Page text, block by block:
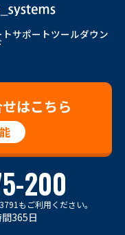
トサポートツールダウン
はこちら
200
もご利用ください。
365日